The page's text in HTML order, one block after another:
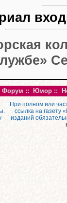
Форум :: Юмор ::
При полном или
ссылка на газету
изданий